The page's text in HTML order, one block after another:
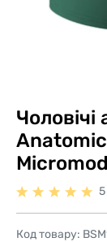
Чоловічі
5
Код товару: